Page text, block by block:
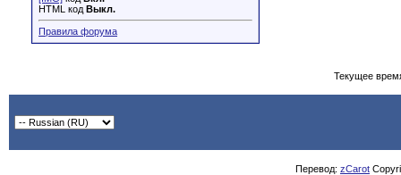
HTML код Выкл.
Правила форума
Текущее
Перевод: zCarot